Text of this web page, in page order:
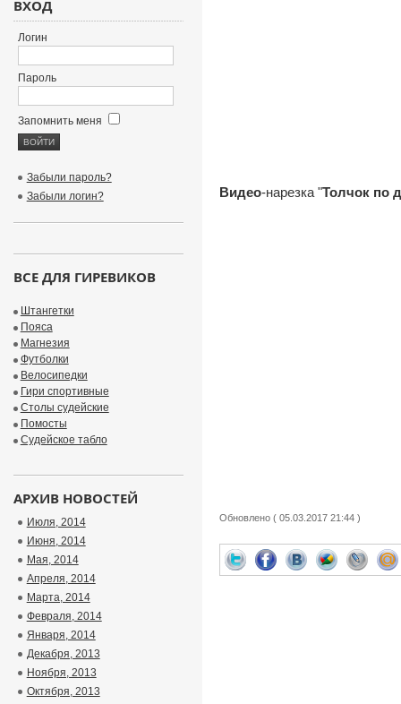
Видео-нарезка "Толчок по
Обновлено ( 05.03.2017 21:44 )
ВХОД
Логин
Пароль
Запомнить меня
Забыли пароль?
Забыли логин?
ВСЕ ДЛЯ ГИРЕВИКОВ
Штангетки
Пояса
Магнезия
Футболки
Велосипедки
Гири спортивные
Столы судейские
Помосты
Судейское табло
АРХИВ НОВОСТЕЙ
Июля, 2014
Июня, 2014
Мая, 2014
Апреля, 2014
Марта, 2014
Февраля, 2014
Января, 2014
Декабря, 2013
Ноября, 2013
Октября, 2013